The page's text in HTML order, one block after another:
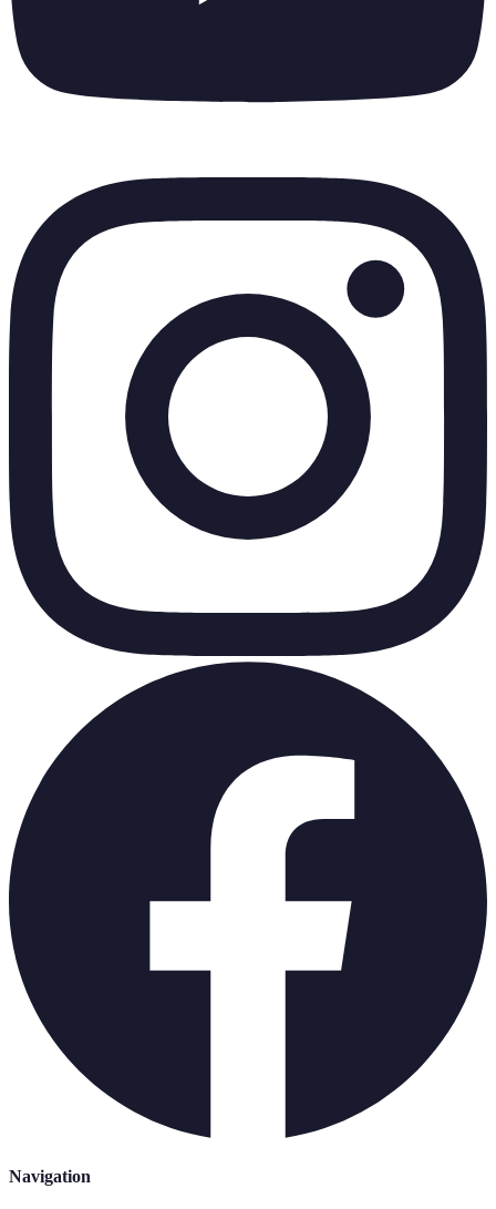
Navigation